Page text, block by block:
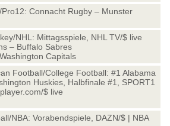
Connacht Rugby – Munster
NHL: Mittagsspiele, NHL TV/$ live
– Buffalo Sabres
Capitals
Football/College Football: #1 Alabama
Huskies, Halbfinale #1, SPORT1
$ live
NBA: Vorabendspiele, DAZN/$ | NBA